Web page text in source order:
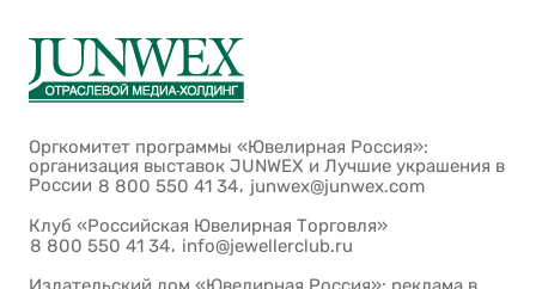
Оргкомитет программы «Ювелирная Россия»:
организация выставок JUNWEX и Лучшие украшения в
России 8 800 550 41 34, junwex@junwex.com
Клуб «Российская Ювелирная Торговля»
8 800 550 41 34, info@jewellerclub.ru